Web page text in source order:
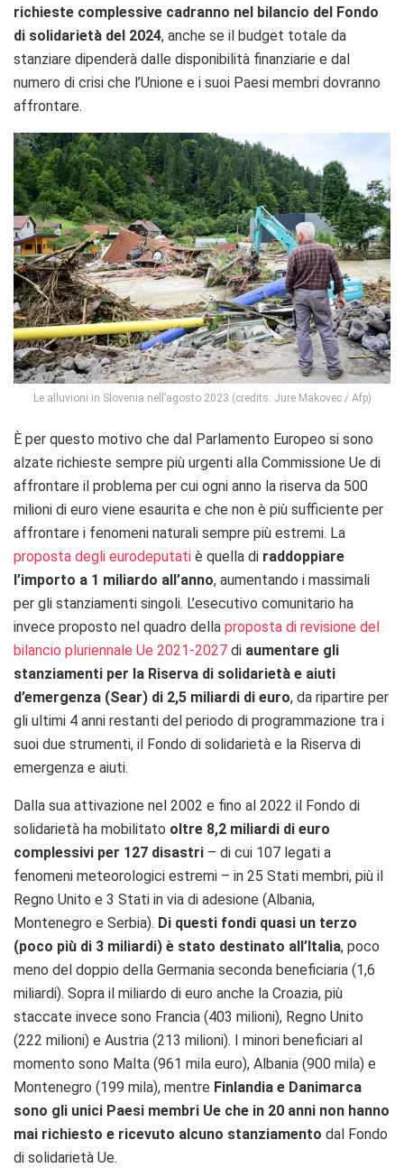
richieste complessive cadranno nel bilancio del Fondo
di solidarietà del 2024, anche se il budget totale da
stanziare dipenderà dalle disponibilità finanziarie e dal
numero di crisi che l’Unione e i suoi Paesi membri dovranno
affrontare.
Le alluvioni in Slovenia nell’agosto 2023 (credits: Jure Makovec / Afp)
È per questo motivo che dal Parlamento Europeo si sono
alzate richieste sempre più urgenti alla Commissione Ue di
affrontare il problema per cui ogni anno la riserva da 500
milioni di euro viene esaurita e che non è più sufficiente per
affrontare i fenomeni naturali sempre più estremi. La
proposta degli eurodeputati è quella di raddoppiare
l’importo a 1 miliardo all’anno, aumentando i massimali
per gli stanziamenti singoli. L’esecutivo comunitario ha
invece proposto nel quadro della proposta di revisione del
bilancio pluriennale Ue 2021-2027 di aumentare gli
stanziamenti per la Riserva di solidarietà e aiuti
d’emergenza (Sear) di 2,5 miliardi di euro, da ripartire per
gli ultimi 4 anni restanti del periodo di programmazione tra i
suoi due strumenti, il Fondo di solidarietà e la Riserva di
emergenza e aiuti.
Dalla sua attivazione nel 2002 e fino al 2022 il Fondo di
solidarietà ha mobilitato oltre 8,2 miliardi di euro
complessivi per 127 disastri – di cui 107 legati a
fenomeni meteorologici estremi – in 25 Stati membri, più il
Regno Unito e 3 Stati in via di adesione (Albania,
Montenegro e Serbia). Di questi fondi quasi un terzo
(poco più di 3 miliardi) è stato destinato all’Italia, poco
meno del doppio della Germania seconda beneficiaria (1,6
miliardi). Sopra il miliardo di euro anche la Croazia, più
staccate invece sono Francia (403 milioni), Regno Unito
(222 milioni) e Austria (213 milioni). I minori beneficiari al
momento sono Malta (961 mila euro), Albania (900 mila) e
Montenegro (199 mila), mentre Finlandia e Danimarca
sono gli unici Paesi membri Ue che in 20 anni non hanno
mai richiesto e ricevuto alcuno stanziamento dal Fondo
di solidarietà Ue.